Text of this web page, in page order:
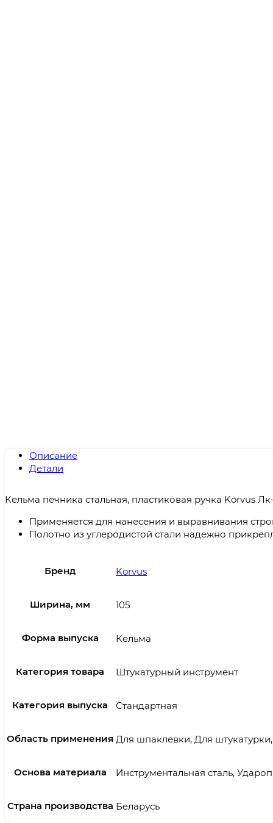
Описание
Детали
Кельма печника стальная, пластиковая ручка Korvus
Применяется для нанесения и выравнивания
Полотно из углеродистой стали надежно
Бренд Korvus
Ширина, мм 105
Форма выпуска Кельма
Категория товара Штукатурный инструмент
Категория выпуска Стандартная
Область применения Для шпаклёвки, Для
Основа материала Инструментальная сталь,
Страна производства Беларусь